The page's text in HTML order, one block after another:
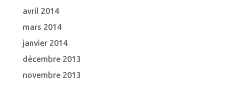
avril 2014
mars 2014
janvier 2014
décembre 2013
novembre 2013